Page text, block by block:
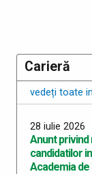
Carieră
vedeți toate
28 iulie 2026
Anunt
candidatilor
Academia